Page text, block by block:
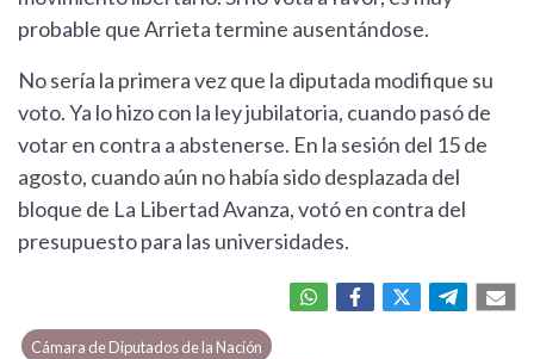
probable que Arrieta termine ausentándose.
No sería la primera vez que la diputada modifique su
voto. Ya lo hizo con la ley jubilatoria, cuando pasó de
votar en contra a abstenerse. En la sesión del 15 de
agosto, cuando aún no había sido desplazada del
bloque de La Libertad Avanza, votó en contra del
presupuesto para las universidades.
Cámara de Diputados de la Nación